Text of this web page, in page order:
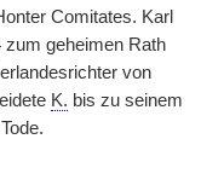
Comitates. Karl
zum geheimen Rath
von
K. bis zu seinem